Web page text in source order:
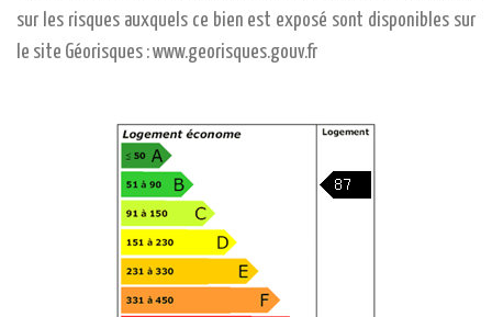
sur les risques auxquels ce bien est exposé sont disponibles sur
le site Géorisques : www.georisques.gouv.fr